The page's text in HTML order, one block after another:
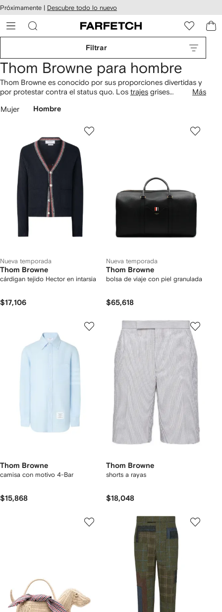
al
Próximamente | Descubre todo lo nuevo
Filtrar
Thom Browne para hombre
Thom Browne es conocido por sus proporciones divertidas y
por protestar contra el status quo. Los trajes grises
padre, quien los usaba todos los días. Descubre los detalles
Más
Mujer Hombre
Nueva temporada
Thom Browne
cárdigan tejido Hector en intarsia
$17,106
Nueva temporada
Thom Browne
bolsa de viaje con piel granulada
$65,618
Thom Browne
camisa con motivo 4-Bar
$15,868
Thom Browne
shorts a rayas
$18,048